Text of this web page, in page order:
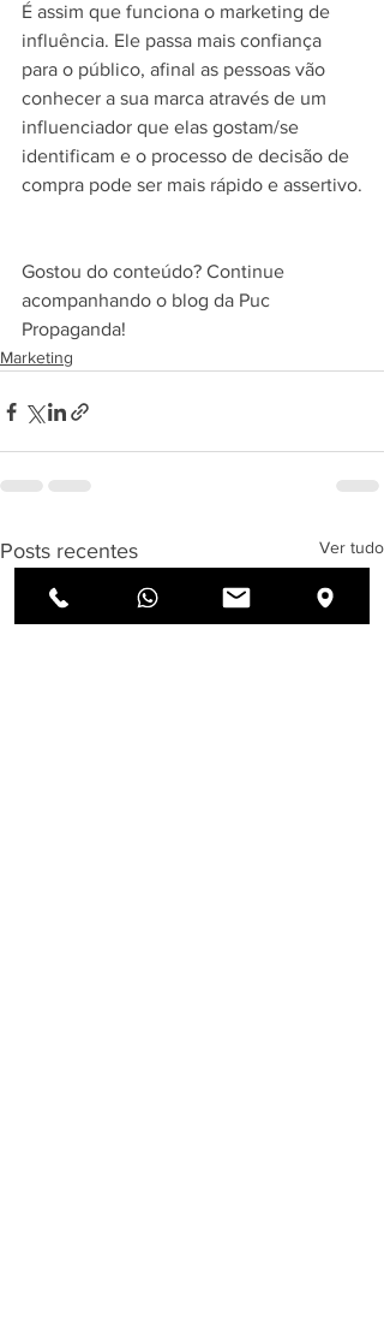
É assim que funciona o marketing de
influência. Ele passa mais confiança
para o público, afinal as pessoas vão
conhecer a sua marca através de um
influenciador que elas gostam/se
identificam e o processo de decisão de
compra pode ser mais rápido e assertivo.
Gostou do conteúdo? Continue
acompanhando o blog da Puc
Propaganda!
Marketing
Posts recentes Ver tudo